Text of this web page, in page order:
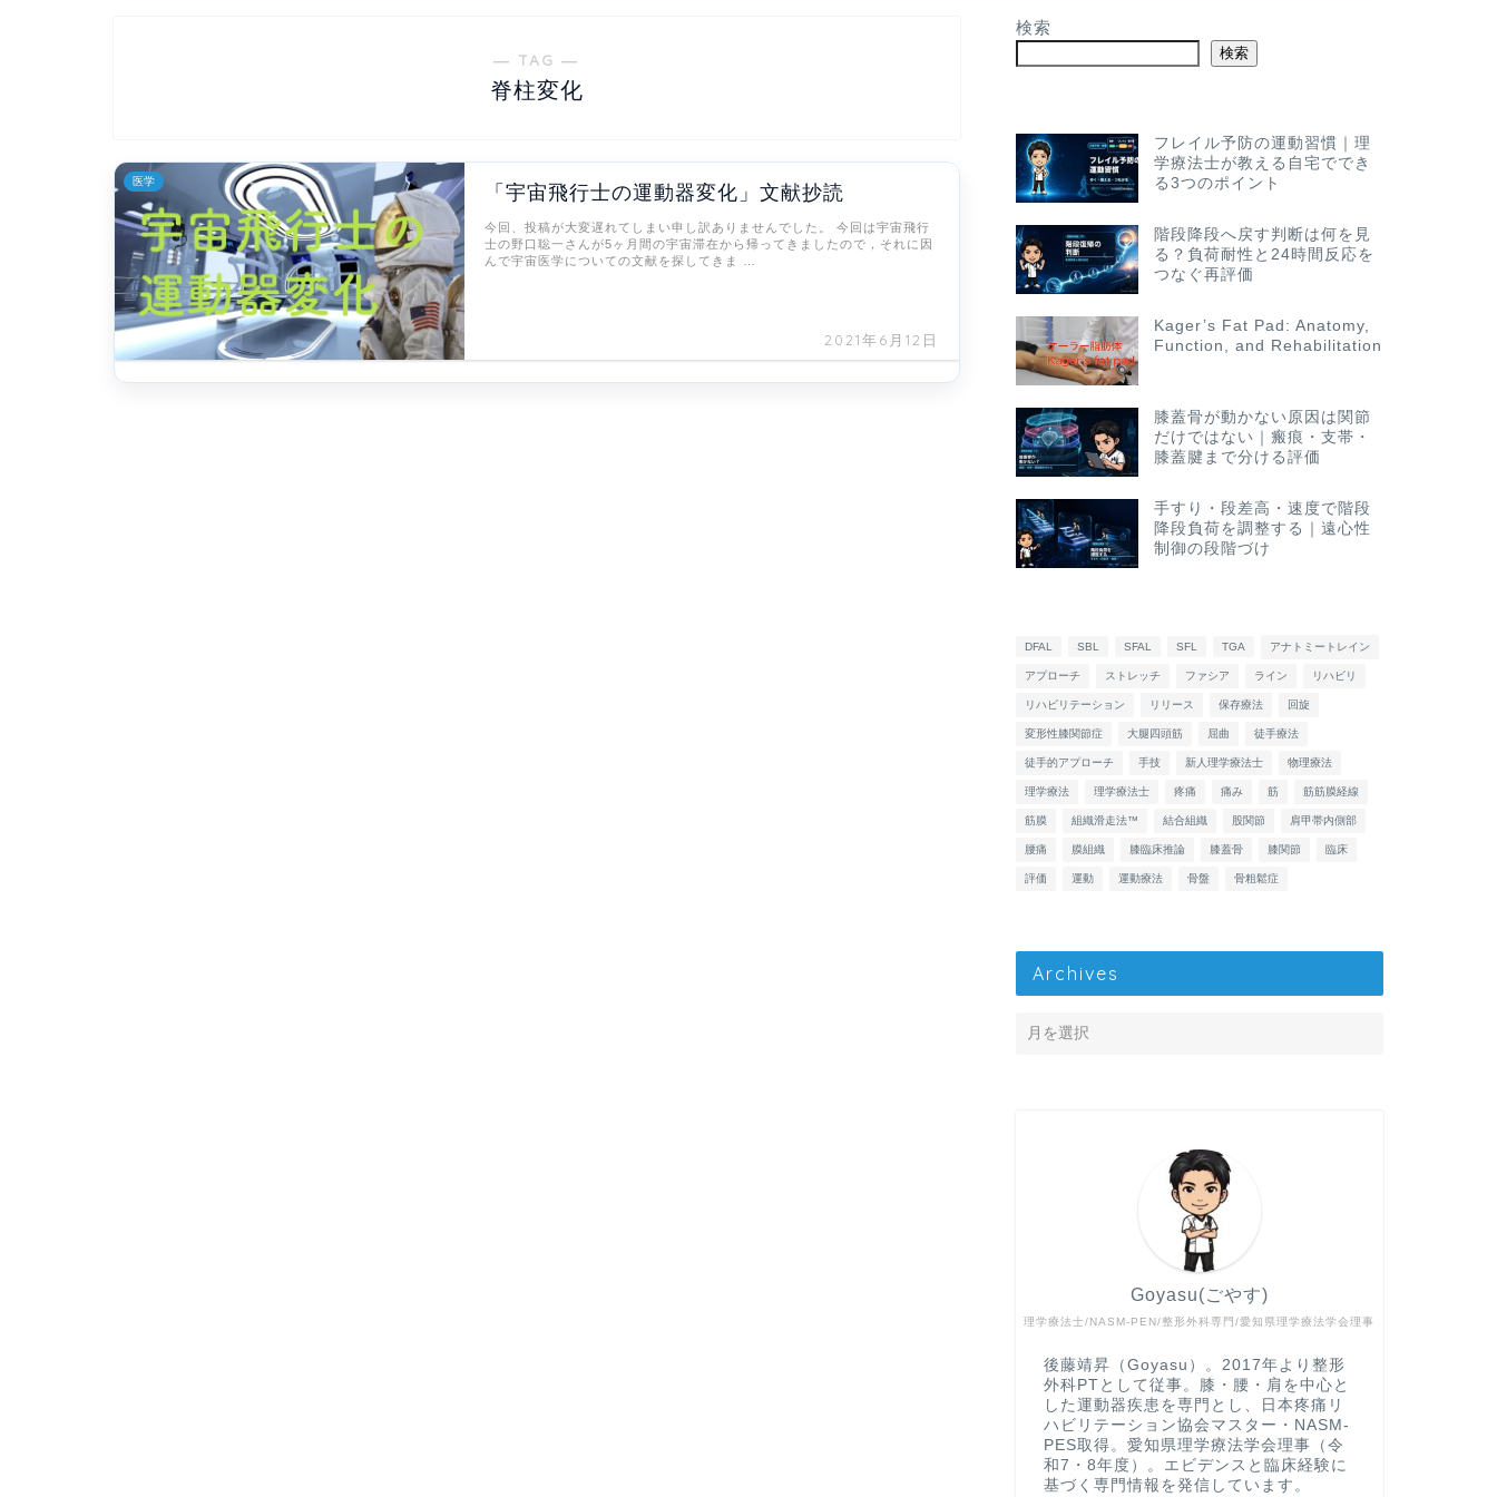
― TAG ―
脊柱変化
医学
「宇宙飛行士の運動器変化」文献抄読
2021年6月12日
今回、投稿が大変遅れてしまい申し訳ありませんでした。 今回は宇宙飛行
士の野口聡一さんが5ヶ月間の宇宙滞在から帰ってきましたので，それに因
んで宇宙医学についての文献を探してきま …
検索
検索
フレイル予防の運動習慣｜理
学療法士が教える自宅ででき
る3つのポイント
階段降段へ戻す判断は何を見
る？負荷耐性と24時間反応を
つなぐ再評価
Kager’s Fat Pad: Anatomy,
Function, and Rehabilitation
膝蓋骨が動かない原因は関節
だけではない｜瘢痕・支帯・
膝蓋腱まで分ける評価
手すり・段差高・速度で階段
降段負荷を調整する｜遠心性
制御の段階づけ
DFAL SBL SFAL SFL TGA アナトミートレイン
アプローチ ストレッチ ファシア ライン リハビリ
リハビリテーション リリース 保存療法 回旋
変形性膝関節症 大腿四頭筋 屈曲 徒手療法
徒手的アプローチ 手技 新人理学療法士 物理療法
理学療法 理学療法士 疼痛 痛み 筋 筋筋膜経線
筋膜 組織滑走法™ 結合組織 股関節 肩甲帯内側部
腰痛 膜組織 膝臨床推論 膝蓋骨 膝関節 臨床
評価 運動 運動療法 骨盤 骨粗鬆症
Archives
理学療法士/NASM-PEN/整形外科専門/愛知県理学療法学会理事
Goyasu(ごやす)
後藤靖昇（Goyasu）。2017年より整形
外科PTとして従事。膝・腰・肩を中心と
した運動器疾患を専門とし、日本疼痛リ
ハビリテーション協会マスター・NASM-
PES取得。愛知県理学療法学会理事（令
和7・8年度）。エビデンスと臨床経験に
基づく専門情報を発信しています。